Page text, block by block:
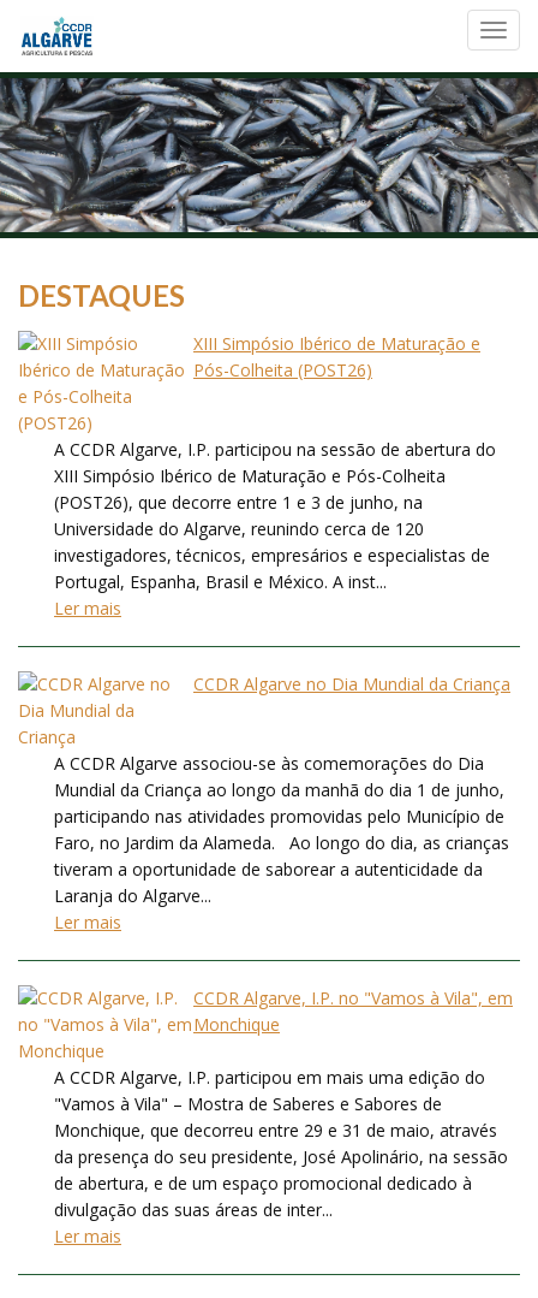
DESTAQUES
XIII Simpósio Ibérico de Maturação e
Pós-Colheita (POST26)
A CCDR Algarve, I.P. participou na sessão de abertura do
XIII Simpósio Ibérico de Maturação e Pós-Colheita
(POST26), que decorre entre 1 e 3 de junho, na
Universidade do Algarve, reunindo cerca de 120
investigadores, técnicos, empresários e especialistas de
Portugal, Espanha, Brasil e México. A inst...
Ler mais
CCDR Algarve no Dia Mundial da Criança
A CCDR Algarve associou-se às comemorações do Dia
Mundial da Criança ao longo da manhã do dia 1 de junho,
participando nas atividades promovidas pelo Município de
Faro, no Jardim da Alameda. Ao longo do dia, as crianças
tiveram a oportunidade de saborear a autenticidade da
Laranja do Algarve...
Ler mais
CCDR Algarve, I.P. no "Vamos à Vila", em
Monchique
A CCDR Algarve, I.P. participou em mais uma edição do
"Vamos à Vila" – Mostra de Saberes e Sabores de
Monchique, que decorreu entre 29 e 31 de maio, através
da presença do seu presidente, José Apolinário, na sessão
de abertura, e de um espaço promocional dedicado à
divulgação das suas áreas de inter...
Ler mais